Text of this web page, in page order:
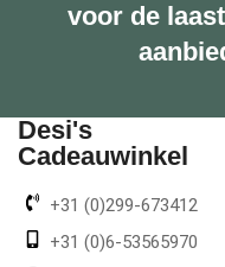
voor de
Desi's
Cadeauwinkel
+31 (0)299-673412
+31 (0)6-53565970